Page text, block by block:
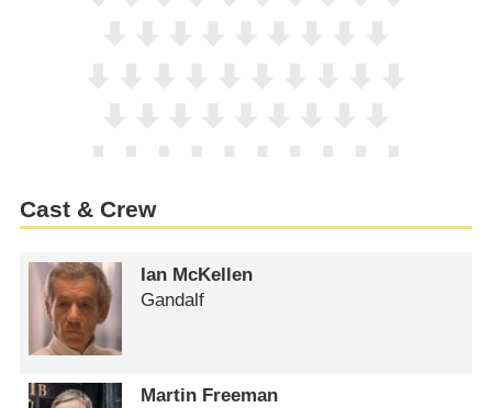
Cast & Crew
Ian McKellen
Gandalf
Martin Freeman